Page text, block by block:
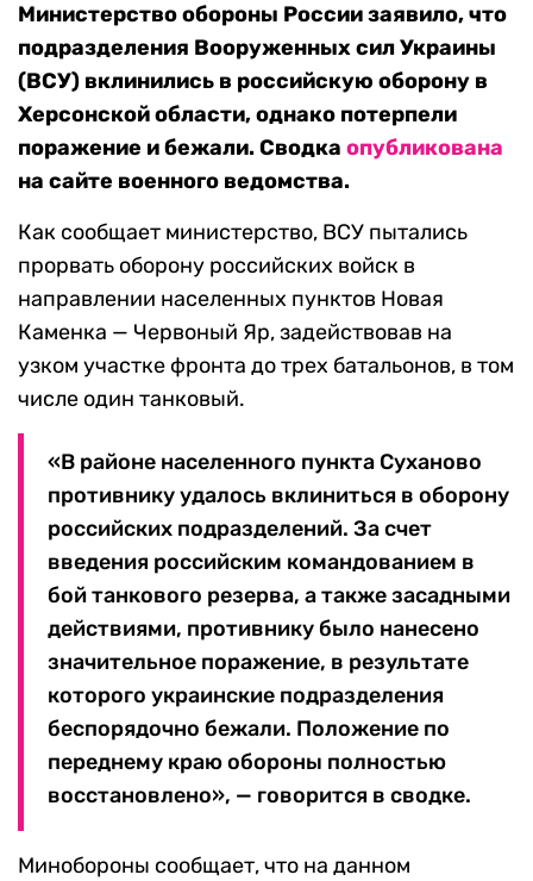
Министерство обороны России заявило, что
подразделения Вооруженных сил Украины
(ВСУ) вклинились в российскую оборону в
Херсонской области, однако потерпели
поражение и бежали. Сводка опубликована
на сайте военного ведомства.
Как сообщает министерство, ВСУ пытались
прорвать оборону российских войск в
направлении населенных пунктов Новая
Каменка — Червоный Яр, задействовав на
узком участке фронта до трех батальонов, в том
числе один танковый.
«В районе населенного пункта Суханово
противнику удалось вклиниться в оборону
российских подразделений. За счет
введения российским командованием в
бой танкового резерва, а также засадными
действиями, противнику было нанесено
значительное поражение, в результате
которого украинские подразделения
беспорядочно бежали. Положение по
переднему краю обороны полностью
восстановлено», — говорится в сводке.
Минобороны сообщает, что на данном